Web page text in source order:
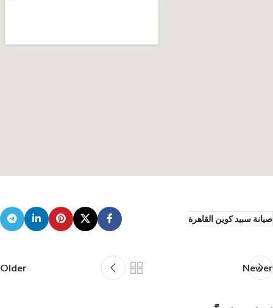
صيانة سبيد كوين القاهرة
Newer
Older